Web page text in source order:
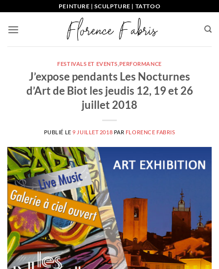
contenu
PEINTURE | SCULPTURE | TATTOO
FESTIVALS ET EVENTS PERFORMANCE
J’expose pendants Les Nocturnes
d’Art de Biot les jeudis 12, 19 et 26
juillet 2018
PUBLIÉ LE9 JUILLET 2018 PAR FLORENCE FABRIS